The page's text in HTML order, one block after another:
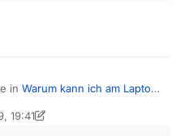
in Warum kann ich am Laptop
19:41